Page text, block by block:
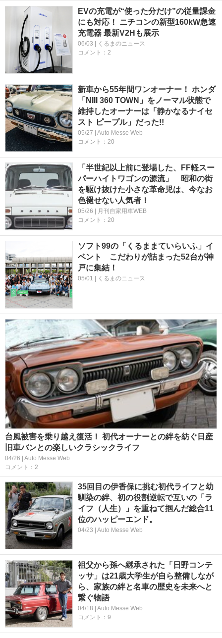
EVの充電が“使った分だけ”の従量課金
にも対応！ ニチコンの新型160kW急速
充電器 最新V2Hも展示
06/03 | くるまのニュース
コメント：2
新車から55年間ワンオーナー！ ホンダ
「NIII 360 TOWN」をノーマル状態で
維持したオーナーは「静かなるナイセ
スト ピープル」だった!!
05/27 | Auto Messe Web
コメント：20
「半世紀以上前に登場した、FF軽スー
パーハイトワゴンの源流」 昭和の街
を駆け抜けた小さな革命児は、今なお
色褪せない人気者！
05/26 | 月刊自家用車WEB
コメント：20
ソフト99の「くるままていらいふ」イ
ベント こだわりが詰まった52台が神
戸に集結！
05/01 | くるまのニュース
台風被害を乗り越え復活！ 初代オーナーとの絆を紡ぐ日産
旧車バンとの楽しいクラシックライフ
04/26 | Auto Messe Web
コメント：2
35回目の伊香保に挑む初代ライフと幼
馴染の絆、初の役割逆転で互いの「ラ
イフ（人生）」を重ねて掴んだ総合11
位のハッピーエンド。
04/23 | Auto Messe Web
祖父から孫へ継承された「日野コンテ
ッサ」は21歳大学生が自ら整備しなが
ら、家族の絆と名車の歴史を未来へと
繋ぐ物語
04/18 | Auto Messe Web
コメント：9